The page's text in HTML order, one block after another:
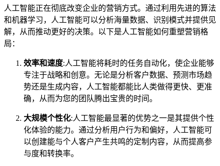
人工智能正在彻底改变企业的营销方式。通过利用先进的算法
和机器学习，人工智能可以分析海量数据、识别模式并提供见
解，从而推动更好的决策。以下是人工智能如何重塑营销格
局：
效率和速度:人工智能将耗时的任务自动化，使企业能够
专注于战略和创意。无论是分析客户数据、预测市场趋
势还是生成内容，人工智能都能比人类做得更快、更准
确，从而为您的团队腾出宝贵的时间。
大规模个性化:人工智能最显著的优势之一是其提供个性
化体验的能力。通过分析用户行为和偏好，人工智能可
以创建能与个人客户产生共鸣的定制内容，从而提高参
与度和转换率。